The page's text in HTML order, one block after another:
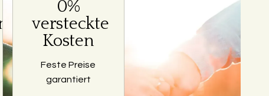
0%
versteckte
Kosten
Feste Preise
garantiert